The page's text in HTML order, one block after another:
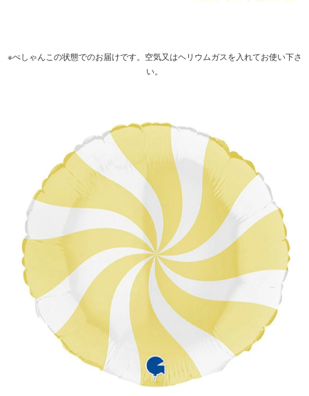
※ぺしゃんこの状態でのお届けです。空気又はヘリウムガスを入れてお使い下さ
い。